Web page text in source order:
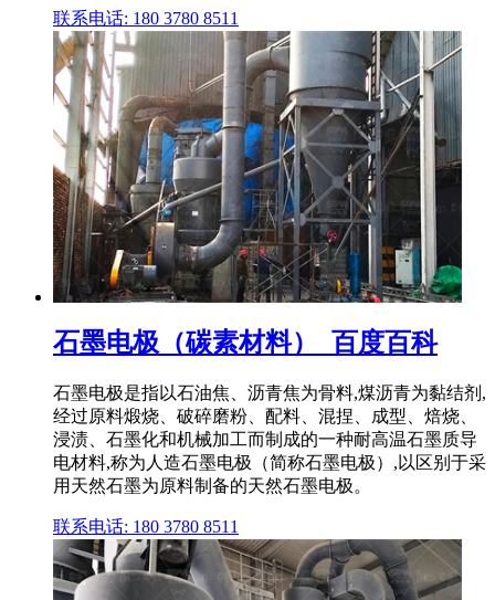
联系电话: 180 3780 8511
石墨电极（碳素材料）_百度百科
石墨电极是指以石油焦、沥青焦为骨料,煤沥青为黏结剂,
经过原料煅烧、破碎磨粉、配料、混捏、成型、焙烧、
浸渍、石墨化和机械加工而制成的一种耐高温石墨质导
电材料,称为人造石墨电极（简称石墨电极）,以区别于采
用天然石墨为原料制备的天然石墨电极。
联系电话: 180 3780 8511